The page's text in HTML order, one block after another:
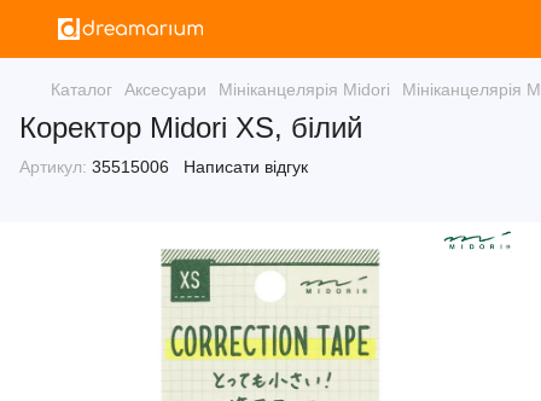
Каталог Аксесуари Мініканцелярія Midori Мініканцелярія
Коректор Midori XS, білий
Артикул: 35515006 Написати відгук